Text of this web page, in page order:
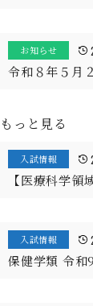
お知らせ
令和８年５月
もっと見る
入試情報
【医療科学
入試情報
保健学類 令和